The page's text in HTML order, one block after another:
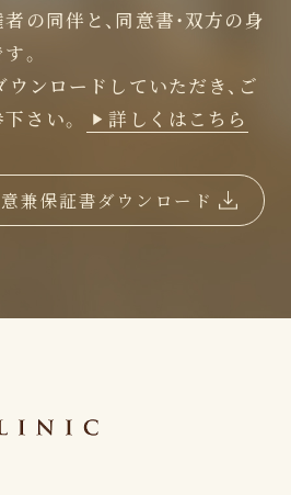
の同伴と、同意書・双方の身
。
ンロードしていただき、ご
さい。
詳しくはこちら
兼保証書ダウンロード